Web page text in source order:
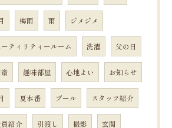
梅雨 雨 ジメジメ
ーティリティールーム 洗濯 父の日
趣味部屋 心地よい お知らせ
夏本番 プール スタッフ紹介
紹介 引渡し 撮影 玄関